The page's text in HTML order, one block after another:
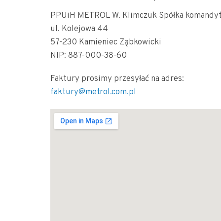
PPUiH METROL W. Klimczuk Spółka
ul. Kolejowa 44
57-230 Kamieniec Ząbkowicki
NIP: 887-000-38-60
Faktury prosimy przesyłać na adres:
faktury@metrol.com.pl